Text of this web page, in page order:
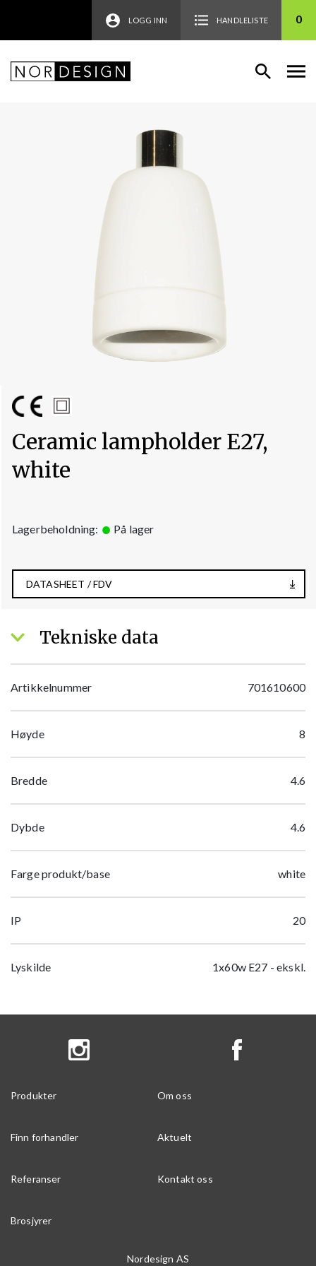
LOGG INN HANDLELISTE 0
Ceramic lampholder E27,
white
Lagerbeholdning: På lager
DATASHEET / FDV
Tekniske data
Artikkelnummer 701610600
Høyde 8
Bredde 4.6
Dybde 4.6
Farge produkt/base white
IP 20
Lyskilde 1x60w E27 - ekskl.
Produkter Om oss
Finn forhandler Aktuelt
Referanser Kontakt oss
Brosjyrer
Nordesign AS